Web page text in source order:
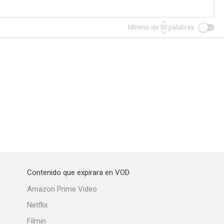
Mínimo de 50 palabras
Contenido que expirara en VOD
Amazon Prime Video
Netflix
Filmin